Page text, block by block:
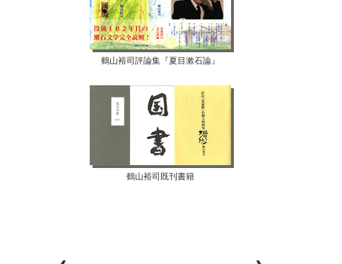
鶴山裕司評論集『夏目漱石論』
鶴山裕司既刊書籍